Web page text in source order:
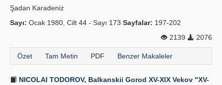
Şadan Karadeniz
Sayı: Ocak 1980, Cilt 44 - Sayı 173 Sayfalar: 197-202
2139
2076
Özet Tam Metin PDF Benzer Makaleler
NICOLAI TODOROV, Balkanskii Gorod XV-XIX Vekov "XV-